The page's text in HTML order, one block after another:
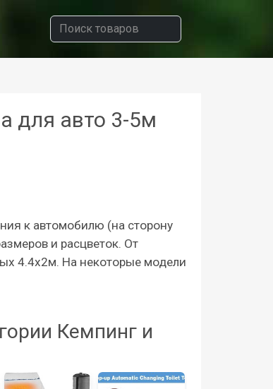
для авто 3-5м
к автомобилю (на сторону
и расцветок. От
4.4х2м. На некоторые модели
Кемпинг и